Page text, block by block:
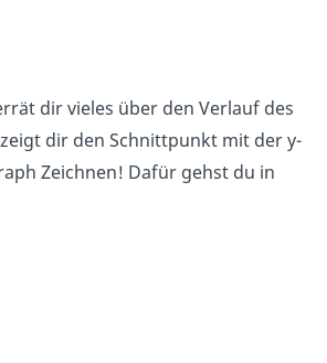
dir vieles über den Verlauf des
zeigt dir den Schnittpunkt mit der y-
Zeichnen! Dafür gehst du in